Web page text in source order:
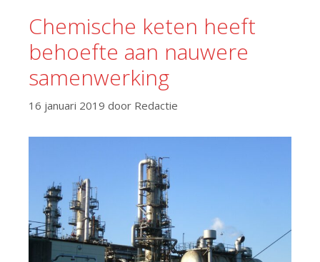
Chemische keten heeft
behoefte aan nauwere
samenwerking
16 januari 2019 door Redactie